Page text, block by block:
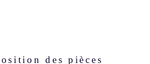
des pièces